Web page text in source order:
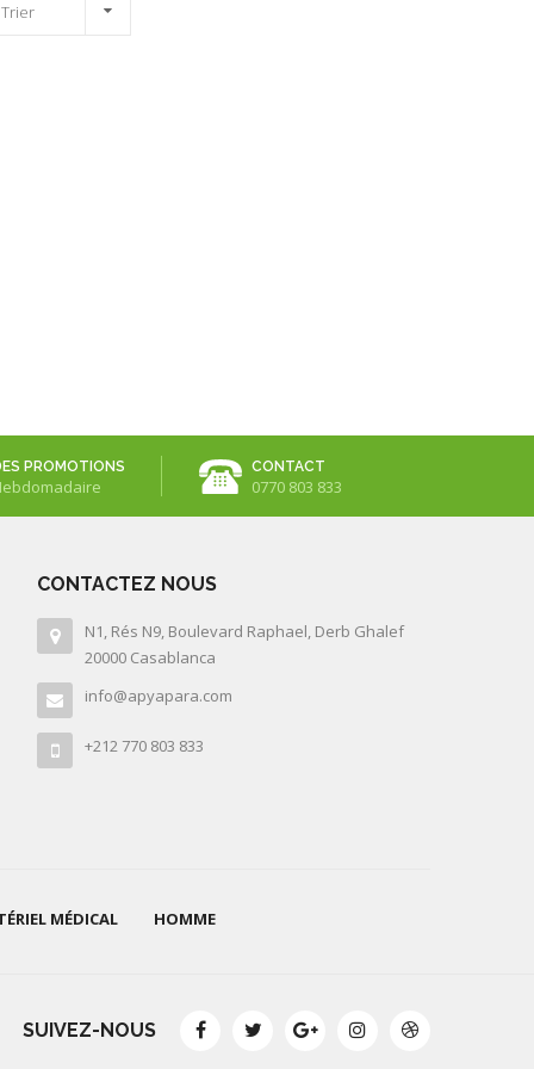
PROMOTIONS CONTACT
0770 803 833
CONTACTEZ NOUS
N1, Rés N9, Boulevard Raphael, Derb Ghalef
20000 Casablanca
info@apyapara.com
+212 770 803 833
MÉDICAL HOMME
SUIVEZ-NOUS